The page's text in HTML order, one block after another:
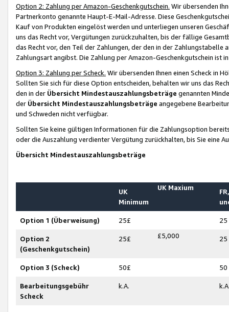
Option 2: Zahlung per Amazon-Geschenkgutschein. Wir übersenden
Partnerkonto genannte Haupt-E-Mail-Adresse. Diese
Kauf von Produkten eingelöst werden und unterliegen unseren
uns das Recht vor, Vergütungen zurückzuhalten, bis der fällige
das Recht vor, den Teil der Zahlungen, der den in der
Zahlungsart angibst. Die Zahlung per Amazon-Geschenkgutschein ist
Option 3: Zahlung per Scheck. Wir übersenden Ihnen einen Scheck in
Sollten Sie sich für diese Option entscheiden, behalten wir uns das
den in der Übersicht Mindestauszahlungsbeträge genannten
der Übersicht Mindestauszahlungsbeträge angegebene
und Schweden nicht verfügbar.
Sollten Sie keine gültigen Informationen für die Zahlungsoption
oder die Auszahlung verdienter Vergütung zurückhalten, bis Sie
Übersicht Mindestauszahlungsbeträge
UK
Minimum
UK Maxium
Option 1 (Überweisung) 25£ 25
Option 2
(Geschenkgutschein)
25£ £5,000 25
Option 3 (Scheck) 50£ 50
Bearbeitungsgebühr
Scheck
k.A.